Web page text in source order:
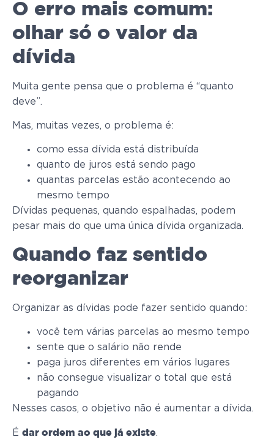
O erro mais comum:
olhar só o valor da
dívida
Muita gente pensa que o problema é “quanto
deve”.
Mas, muitas vezes, o problema é:
como essa dívida está distribuída
quanto de juros está sendo pago
quantas parcelas estão acontecendo ao
mesmo tempo
Dívidas pequenas, quando espalhadas, podem
pesar mais do que uma única dívida organizada.
Quando faz sentido
reorganizar
Organizar as dívidas pode fazer sentido quando:
você tem várias parcelas ao mesmo tempo
sente que o salário não rende
paga juros diferentes em vários lugares
não consegue visualizar o total que está
pagando
Nesses casos, o objetivo não é aumentar a dívida.
É dar ordem ao que já existe.